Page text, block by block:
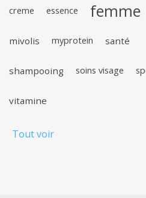
creme essence femme
mivolis myprotein santé
shampooing soins visage
vitamine
Tout voir